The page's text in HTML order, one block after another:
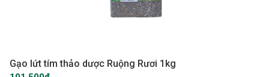
Gạo lứt tím thảo dược Ruộng Rươi 1kg